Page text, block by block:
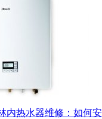
内热水器维修：如何